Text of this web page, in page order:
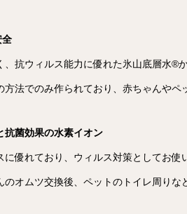
全
抗ウィルス能力に優れた氷山底層水®︎
法でのみ作られており、赤ちゃんやペ
抗菌効果の水素イオン
優れており、ウィルス対策としてお
オムツ交換後、ペットのトイレ周りな